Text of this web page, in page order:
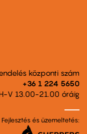
központi szám
+36 1 224 5650
V 13.00-21.00 óráig
Fejlesztés és üzemeltetés: